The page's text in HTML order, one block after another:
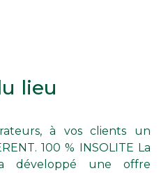
lieu
à vos clients un
développé une offre